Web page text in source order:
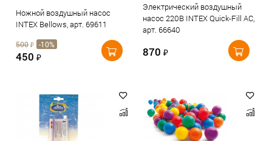
Ножной воздушный насос
INTEX Bellows, арт. 69611
500 ₽ -10%
450 ₽
Электрический воздушный
насос 220В INTEX Quick-Fill AC,
арт. 66640
870 ₽